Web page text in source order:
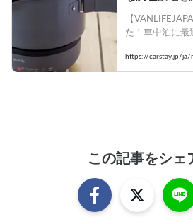
の情報発信メ
JAPAN
【
た！車中泊に最
#調理家電#車
https://carstay.jp/ja/
この記事をシェ